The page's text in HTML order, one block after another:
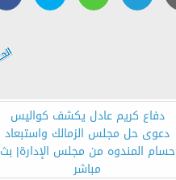
دفاع كريم عادل يكشف كواليس
دعوى حل مجلس الزمالك واستبعاد
حسام المندوه من مجلس الإدارة| بث
مباشر